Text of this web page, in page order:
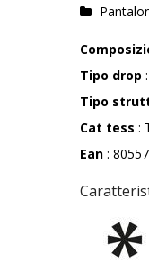
Tipo drop
Tipo
Cat tess :
Ean :